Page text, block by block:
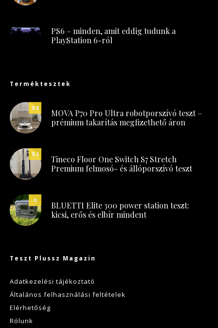
PS6 – minden, amit eddig tudunk a
PlayStation 6-ról
Terméktesztek
8.8
MOVA P70 Pro Ultra robotporszívó teszt –
prémium takarítás megfizethető áron
8.5
Tineco Floor One Switch S7 Stretch
Premium felmosó- és állóporszívó teszt
9
BLUETTI Elite 300 power station teszt:
kicsi, erős és elbír mindent
Teszt Plussz Magazin
Adatkezelési tájékoztató
Általános felhasználási feltételek
Elérhetőség
Rólunk